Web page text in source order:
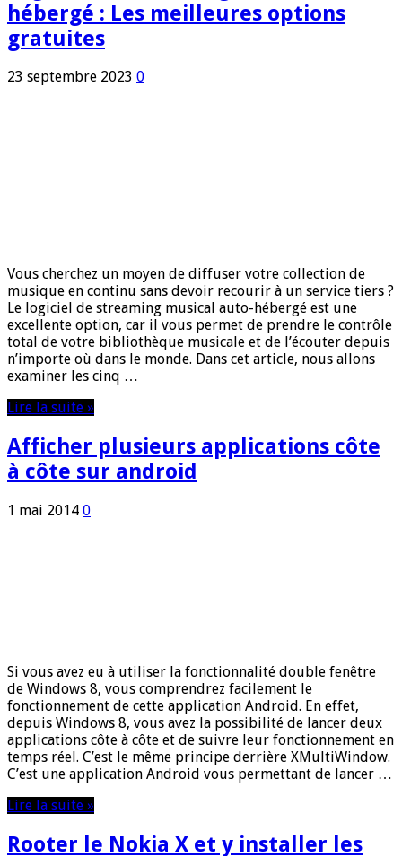
hébergé : Les meilleures options
gratuites
23 septembre 2023 0
Vous cherchez un moyen de diffuser votre collection de
musique en continu sans devoir recourir à un service tiers ?
Le logiciel de streaming musical auto-hébergé est une
excellente option, car il vous permet de prendre le contrôle
total de votre bibliothèque musicale et de l’écouter depuis
n’importe où dans le monde. Dans cet article, nous allons
examiner les cinq …
Lire la suite »
Afficher plusieurs applications côte
à côte sur android
1 mai 2014 0
Si vous avez eu à utiliser la fonctionnalité double fenêtre
de Windows 8, vous comprendrez facilement le
fonctionnement de cette application Android. En effet,
depuis Windows 8, vous avez la possibilité de lancer deux
applications côte à côte et de suivre leur fonctionnement en
temps réel. C’est le même principe derrière XMultiWindow.
C’est une application Android vous permettant de lancer …
Lire la suite »
Rooter le Nokia X et y installer les